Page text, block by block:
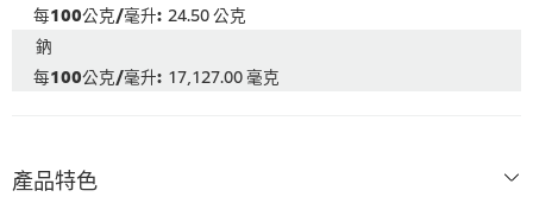
24.50 公克
鈉
17,127.00 毫克
產品特色